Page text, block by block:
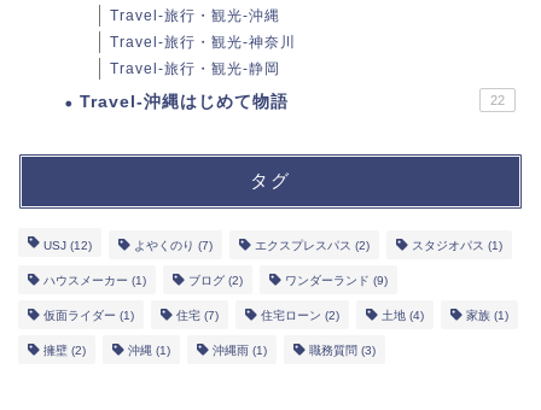
Travel-旅行・観光-沖縄
Travel-旅行・観光-神奈川
Travel-旅行・観光-静岡
Travel-沖縄はじめて物語 22
タグ
USJ (12) よやくのり (7) エクスプレスパス (2) スタジオパス (1)
ハウスメーカー (1) ブログ (2) ワンダーランド (9)
仮面ライダー (1) 住宅 (7) 住宅ローン (2) 土地 (4) 家族 (1)
擁壁 (2) 沖縄 (1) 沖縄雨 (1) 職務質問 (3)